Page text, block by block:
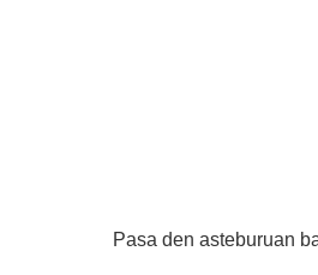
Pasa den asteburuan